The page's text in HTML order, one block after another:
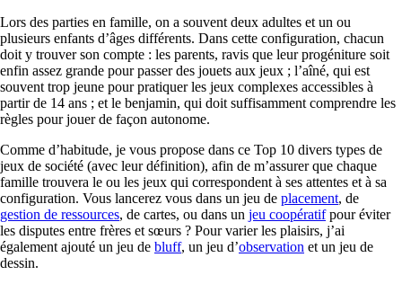
Lors des parties en famille, on a souvent deux adultes et un ou
plusieurs enfants d’âges différents. Dans cette configuration, chacun
doit y trouver son compte : les parents, ravis que leur progéniture soit
enfin assez grande pour passer des jouets aux jeux ; l’aîné, qui est
souvent trop jeune pour pratiquer les jeux complexes accessibles à
partir de 14 ans ; et le benjamin, qui doit suffisamment comprendre les
règles pour jouer de façon autonome.
Comme d’habitude, je vous propose dans ce Top 10 divers types de
jeux de société (avec leur définition), afin de m’assurer que chaque
famille trouvera le ou les jeux qui correspondent à ses attentes et à sa
configuration. Vous lancerez vous dans un jeu de placement, de
gestion de ressources, de cartes, ou dans un jeu coopératifpour éviter
les disputes entre frères et sœurs ? Pour varier les plaisirs, j’ai
également ajouté un jeu de bluff, un jeu d’observation et un jeu de
dessin.